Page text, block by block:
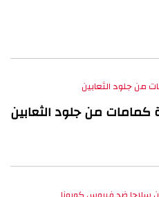
كمامات من جلود الثعابين